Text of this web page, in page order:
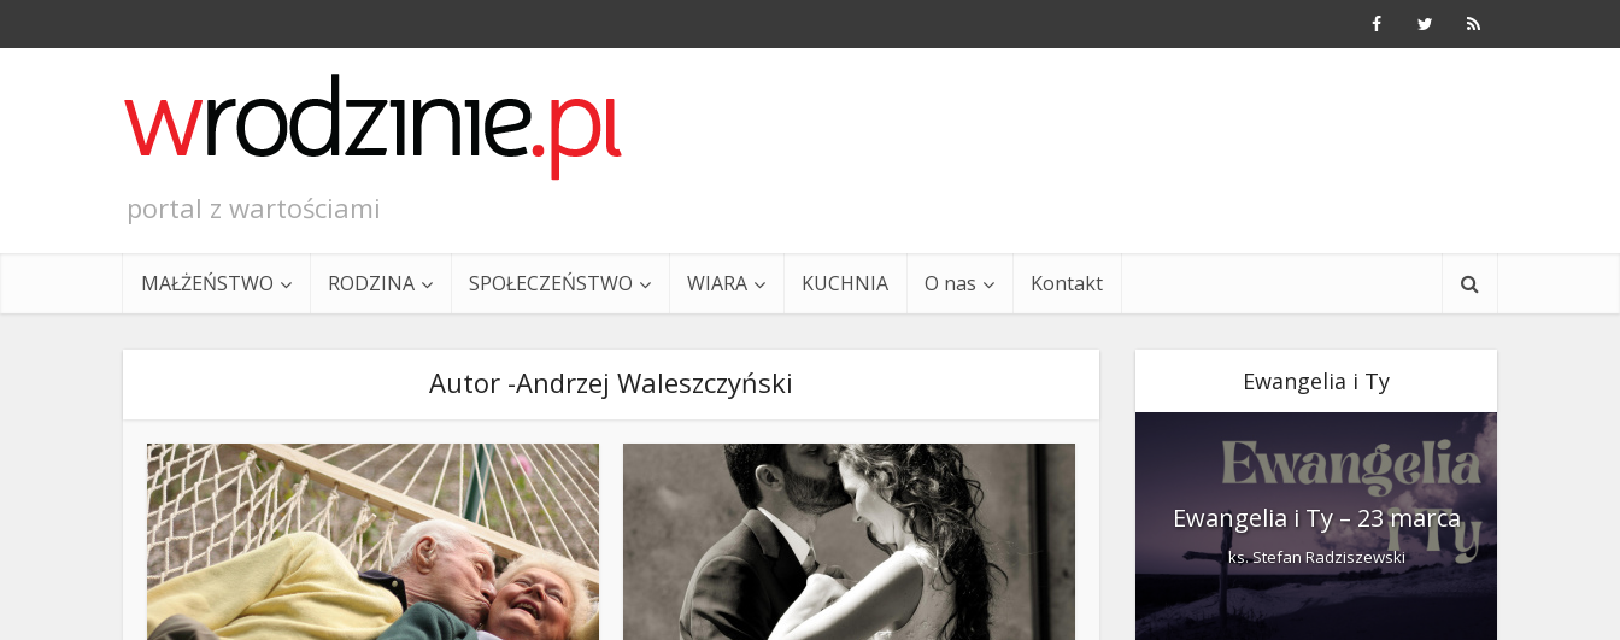
portal z wartościami
MAŁŻEŃSTWO RODZINA SPOŁECZEŃSTWO WIARA KUCHNIA O nas Kontakt
Autor -Andrzej Waleszczyński Ewangelia i Ty
Ewangelia i Ty – 29 grudnia
ks. Stefan Radziszewski
Ewangelia i Ty – 27 grudnia
ks. Stefan Radziszewski
Ewangelia i Ty – 23 marca
ks. Stefan Radziszewski